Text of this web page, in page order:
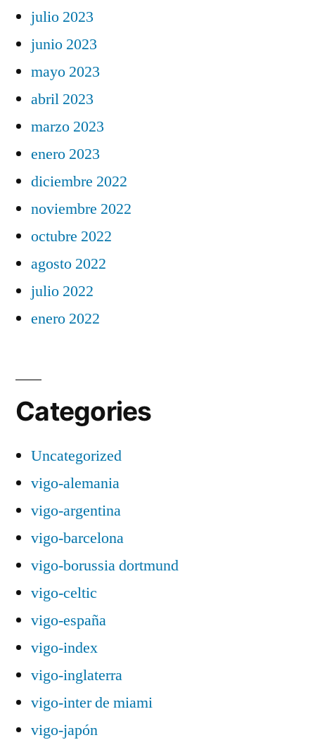
julio 2023
junio 2023
mayo 2023
abril 2023
marzo 2023
enero 2023
diciembre 2022
noviembre 2022
octubre 2022
agosto 2022
julio 2022
enero 2022
Categories
Uncategorized
vigo-alemania
vigo-argentina
vigo-barcelona
vigo-borussia dortmund
vigo-celtic
vigo-españa
vigo-index
vigo-inglaterra
vigo-inter de miami
vigo-japón